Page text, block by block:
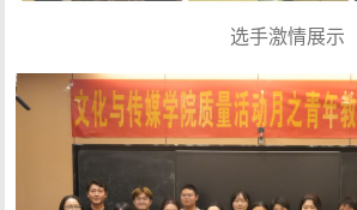
选手激情展示